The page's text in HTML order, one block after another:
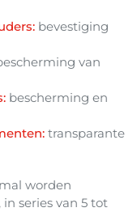
bevestiging
van
bescherming en
transparante
worden
series van 5 tot